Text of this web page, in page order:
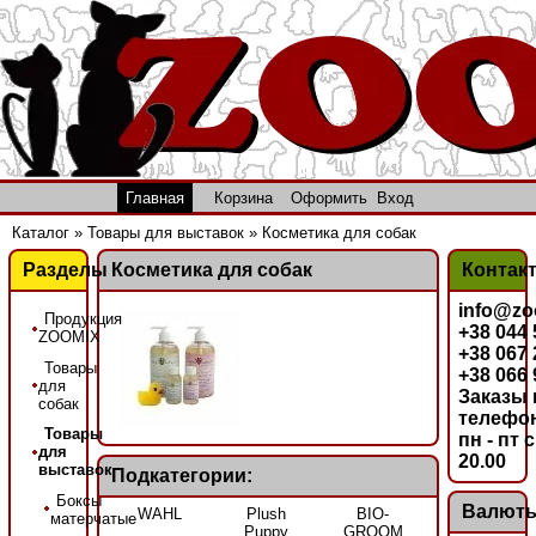
Главная Корзина Оформить
Вход
Каталог » Товары для выставок » Косметика для собак
Косметика для собак
Подкатегории:
WAHL
Plush
Puppy
BIO-
GROOM
Разделы
Продукция
ZOOMIX
Товары
для
собак
Товары
для
выставок
Боксы
матерчатые
+38 044
+38 067
+38 066
Заказы
пн - пт
20.00